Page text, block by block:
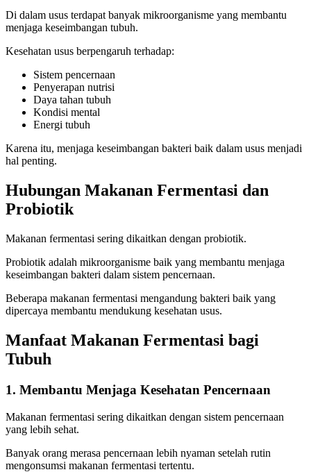
Di dalam usus terdapat banyak mikroorganisme yang membantu
menjaga keseimbangan tubuh.
Kesehatan usus berpengaruh terhadap:
Sistem pencernaan
Penyerapan nutrisi
Daya tahan tubuh
Kondisi mental
Energi tubuh
Karena itu, menjaga keseimbangan bakteri baik dalam usus menjadi
hal penting.
Hubungan Makanan Fermentasi dan
Probiotik
Makanan fermentasi sering dikaitkan dengan probiotik.
Probiotik adalah mikroorganisme baik yang membantu menjaga
keseimbangan bakteri dalam sistem pencernaan.
Beberapa makanan fermentasi mengandung bakteri baik yang
dipercaya membantu mendukung kesehatan usus.
Manfaat Makanan Fermentasi bagi
Tubuh
1. Membantu Menjaga Kesehatan Pencernaan
Makanan fermentasi sering dikaitkan dengan sistem pencernaan
yang lebih sehat.
Banyak orang merasa pencernaan lebih nyaman setelah rutin
mengonsumsi makanan fermentasi tertentu.